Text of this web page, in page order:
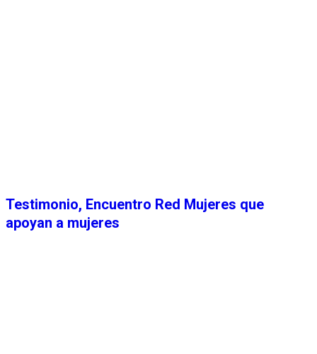
Testimonio, Encuentro Red Mujeres que
apoyan a mujeres